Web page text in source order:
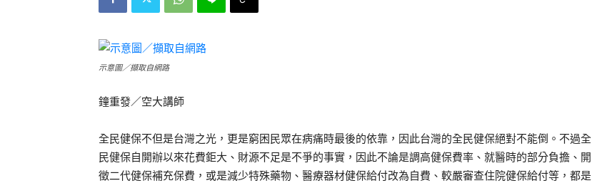
示意圖／擷取自網路
鐘重發／空大講師
全民健保不但是台灣之光，更是窮困民眾在病痛時最後的依靠，因此台灣的全民健保絕對不能倒。不過全
民健保自開辦以來花費鉅大、財源不足是不爭的事實，因此不論是調高健保費率、就醫時的部分負擔、開
徵二代健保補充保費，或是減少特殊藥物、醫療器材健保給付改為自費、較嚴審查住院健保給付等，都是